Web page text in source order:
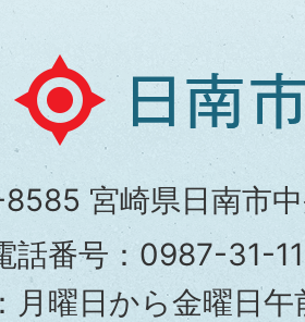
日
南
市
役
所
宮崎県日南市
話番号：0987-31-
月曜日から金曜日